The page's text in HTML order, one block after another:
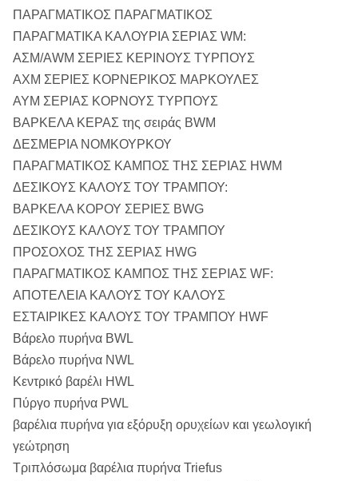
ΠΑΡΑΓΜΑΤΙΚΟΣ ΠΑΡΑΓΜΑΤΙΚΟΣ
ΠΑΡΑΓΜΑΤΙΚΑ ΚΑΛΟΥΡΙΑ ΣΕΡΙΑΣ WM:
ΑΣΜ/ΑWM ΣΕΡΙΕΣ ΚΕΡΙΝΟΥΣ ΤΥΡΠΟΥΣ
ΑΧΜ ΣΕΡΙΕΣ ΚΟΡΝΕΡΙΚΟΣ ΜΑΡΚΟΥΛΕΣ
ΑΥΜ ΣΕΡΙΑΣ ΚΟΡΝΟΥΣ ΤΥΡΠΟΥΣ
ΒΑΡΚΕΛΑ ΚΕΡΑΣ της σειράς BWM
ΔΕΣΜΕΡΙΑ ΝΟΜΚΟΥΡΚΟΥ
ΠΑΡΑΓΜΑΤΙΚΟΣ ΚΑΜΠΟΣ ΤΗΣ ΣΕΡΙΑΣ HWM
ΔΕΣΙΚΟΥΣ ΚΑΛΟΥΣ ΤΟΥ ΤΡΑΜΠΟΥ:
ΒΑΡΚΕΛΑ ΚΟΡΟΥ ΣΕΡΙΕΣ BWG
ΔΕΣΙΚΟΥΣ ΚΑΛΟΥΣ ΤΟΥ ΤΡΑΜΠΟΥ
ΠΡΟΣΟΧΟΣ ΤΗΣ ΣΕΡΙΑΣ HWG
ΠΑΡΑΓΜΑΤΙΚΟΣ ΚΑΜΠΟΣ ΤΗΣ ΣΕΡΙΑΣ WF:
ΑΠΟΤΕΛΕΙΑ ΚΑΛΟΥΣ ΤΟΥ ΚΑΛΟΥΣ
ΕΣΤΑΙΡΙΚΕΣ ΚΑΛΟΥΣ ΤΟΥ ΤΡΑΜΠΟΥ HWF
Βάρελο πυρήνα BWL
Βάρελο πυρήνα NWL
Κεντρικό βαρέλι HWL
Πύργο πυρήνα PWL
βαρέλια πυρήνα για εξόρυξη ορυχείων και γεωλογική
γεώτρηση
Τριπλόσωμα βαρέλια πυρήνα Triefus